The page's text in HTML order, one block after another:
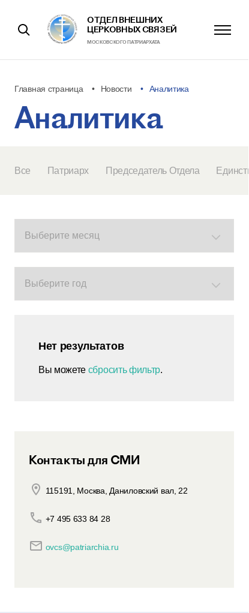
ОТДЕЛ ВНЕШНИХ
ЦЕРКОВНЫХ СВЯЗЕЙ
МОСКОВСКОГО ПАТРИАРХАТА
Главная страница Новости Аналитика
Аналитика
Все Патриарх Председатель Отдела
Нет результатов
Вы можете сбросить фильтр.
Контакты для СМИ
115191, Москва, Даниловский вал, 22
+7 495 633 84 28
ovcs@patriarchia.ru